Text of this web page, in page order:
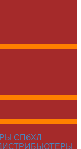
СПбХЛ